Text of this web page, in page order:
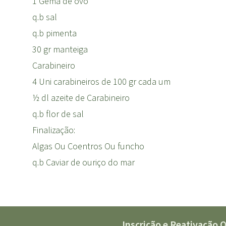
q.b sal
q.b pimenta
30 gr manteiga
Carabineiro
4 Uni carabineiros de 100 gr cada um
½ dl azeite de Carabineiro
q.b flor de sal
Finalização:
Algas Ou Coentros Ou funcho
q.b Caviar de ouriço do mar